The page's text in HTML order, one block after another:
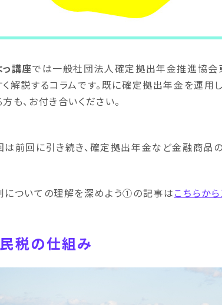
っ講座では一般社団法人確定拠出年金推進協
く解説するコラムです。既に確定拠出年金を運用
も、お付き合いください。
は前回に引き続き、確定拠出年金など金融商品の
についての理解を深めよう①の記事はこちらか
税の仕組み